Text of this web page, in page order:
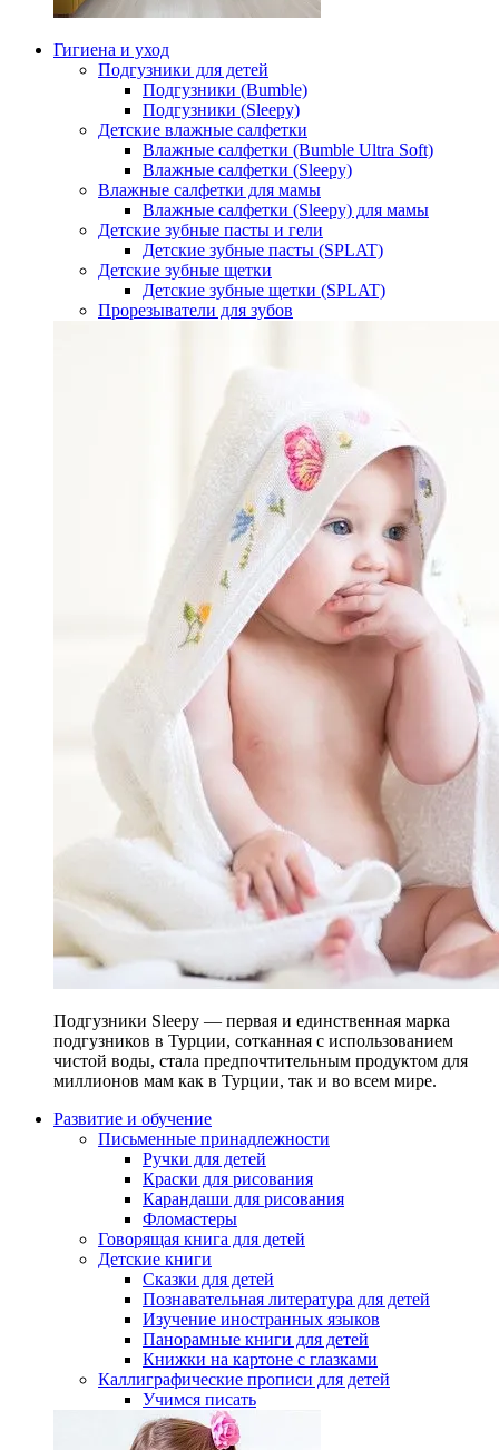
Гигиена и уход
Подгузники для детей
Подгузники (Bumble)
Подгузники (Sleepy)
Детские влажные салфетки
Влажные салфетки (Bumble Ultra Soft)
Влажные салфетки (Sleepy)
Влажные салфетки для мамы
Влажные салфетки (Sleepy) для мамы
Детские зубные пасты и гели
Детские зубные пасты (SPLAT)
Детские зубные щетки
Детские зубные щетки (SPLAT)
Прорезыватели для зубов
Подгузники Sleepy — первая и единственная марка
подгузников в Турции, сотканная с использованием
чистой воды, стала предпочтительным продуктом для
миллионов мам как в Турции, так и во всем мире.
Развитие и обучение
Письменные принадлежности
Ручки для детей
Краски для рисования
Карандаши для рисования
Фломастеры
Говорящая книга для детей
Детские книги
Сказки для детей
Познавательная литература для детей
Изучение иностранных языков
Панорамные книги для детей
Книжки на картоне с глазками
Каллиграфические прописи для детей
Учимся писать